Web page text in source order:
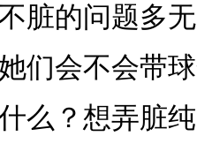
脏的问题多
们会不会带
么？想弄脏